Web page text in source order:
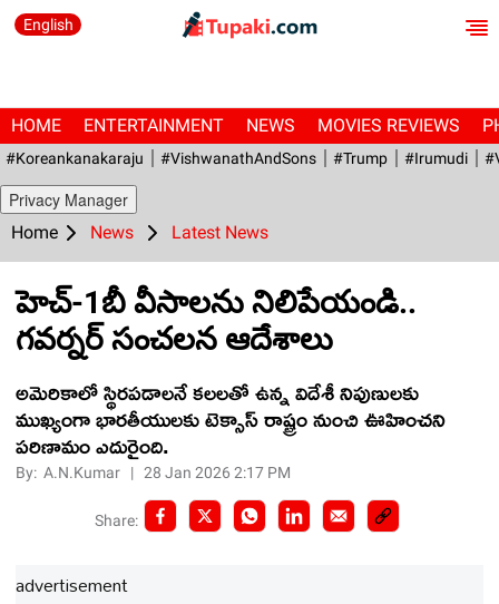
English
HOME ENTERTAINMENT NEWS MOVIES REVIEWS
#Koreankanakaraju #VishwanathAndSons #Trump #irumudi
Privacy Manager
Home News Latest News
హెచ్-1బీ వీసాలను నిలిపేయండి..
గవర్నర్ సంచలన ఆదేశాలు
అమెరికాలో స్థిరపడాలనే కలలతో ఉన్న విదేశీ నిపుణులకు
ముఖ్యంగా భారతీయులకు టెక్సాస్ రాష్ట్రం నుంచి ఊహించని
పరిణామం ఎదురైంది.
By:A.N.Kumar |28 Jan 2026 2:17 PM
Share:
advertisement